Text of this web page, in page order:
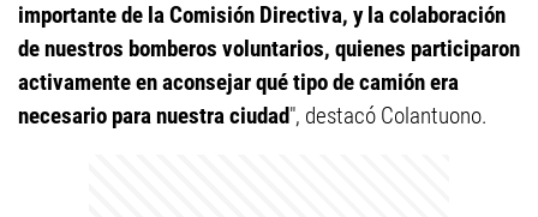
importante de la Comisión Directiva, y la colaboración
de nuestros bomberos voluntarios, quienes participaron
activamente en aconsejar qué tipo de camión era
necesario para nuestra ciudad", destacó Colantuono.